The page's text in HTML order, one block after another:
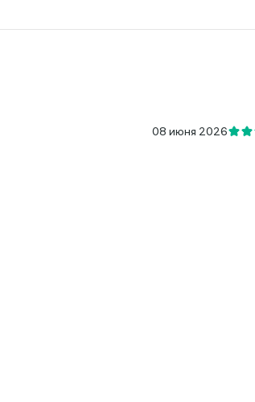
08 июня 2026